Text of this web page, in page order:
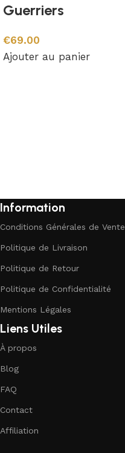
Guerriers
€69.00
Ajouter au panier
Information
Conditions Générales de Vente
Politique de Livraison
Politique de Retour
Politique de Confidentialité
Mentions Légales
Liens Utiles
À propos
Blog
FAQ
Contact
Affiliation